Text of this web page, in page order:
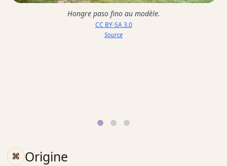
Hongre paso fino au modèle.
CC BY-SA 3.0
Source
Origine